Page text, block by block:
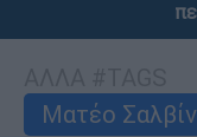
Ματέο